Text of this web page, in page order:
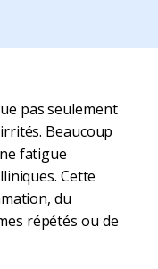
pas seulement
Beaucoup
fatigue
Cette
du
répétés ou de